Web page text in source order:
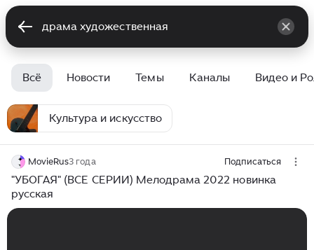
Всё Новости Темы Каналы Видео и
Культура и искусство
MovieRus3 года Подписаться
"УБОГАЯ" (ВСЕ СЕРИИ) Мелодрама 2022 новинка
русская